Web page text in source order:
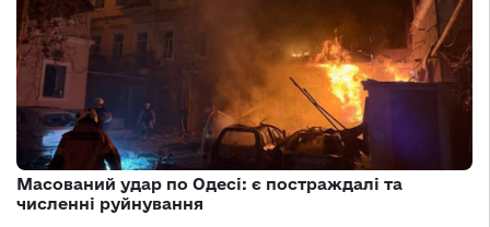
Масований удар по Одесі: є постраждалі та
численні руйнування